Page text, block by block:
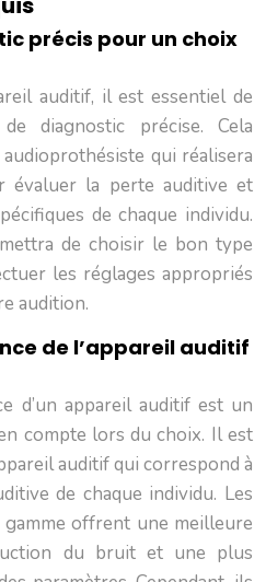
tic précis pour un choix
auditif, il est essentiel de
diagnostic précise. Cela
qui réalisera
évaluer la perte auditive et
de chaque individu.
de choisir le bon type
les réglages appropriés
audition.
de l’appareil auditif
d’un appareil auditif est un
compte lors du choix. Il est
auditif qui correspond à
de chaque individu. Les
offrent une meilleure
du bruit et une plus